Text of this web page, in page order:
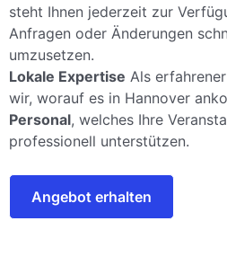
steht Ihnen jederzeit zur
Anfragen oder Änderungen
umzusetzen.
Lokale Expertise Als
wir, worauf es in Hannover
Personal, welches Ihre
professionell unterstützen.
Angebot erhalten